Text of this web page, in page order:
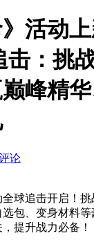
》活动
：挑
峰精
论
全球追击开启！
包、变身材料
提升战力必备！